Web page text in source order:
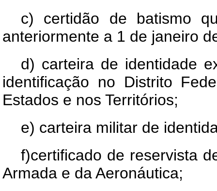
c) certidão de batismo
anteriormente a 1 de janeiro
d) carteira de identidade
identificação no Distrito
Estados e nos Territórios;
e) carteira militar de
f)certificado de reservista
Armada e da Aeronáutica;